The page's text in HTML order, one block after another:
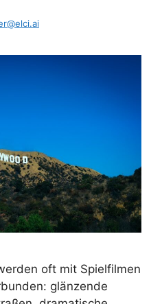
oft mit Spielfilmen
glänzende